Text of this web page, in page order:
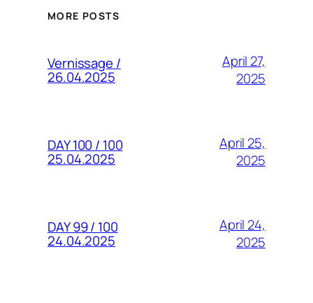
MORE POSTS
Vernissage /
26.04.2025
April 27,
2025
DAY 100 / 100
25.04.2025
April 25,
2025
DAY 99 / 100
24.04.2025
April 24,
2025